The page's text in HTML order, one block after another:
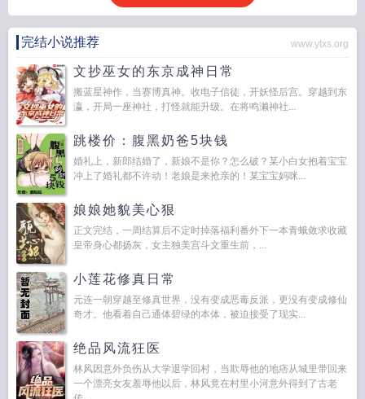
完结小说推荐 www.ytxs.org
文抄巫女的东京成神日常
搬蓝星神作，当赛博真神。收电子信徒，开妖怪后宫。穿越到东
瀛，开局一座神社，打怪就能升级。在将鸣濑神社...
跳楼价：腹黑奶爸5块钱
婚礼上，新郎结婚了，新娘不是你？怎么破？某小白女抱着宝宝
冲上了婚礼都不许动！老娘是来抢亲的！某宝宝妈咪...
娘娘她貌美心狠
正文完结，一周结算后不定时掉落福利番外下一本青蛾敛求收藏
皇帝身心都扬灰，女主独美宫斗文重生前，...
小莲花修真日常
元连一朝穿越至修真世界，没有变成恶毒反派，更没有变成修仙
奇才。他看着自己通体碧绿的本体，被迫接受了现实...
绝品风流狂医
林风因意外负伤从大学退学回村，当欺辱他的地痞从城里带回来
一个漂亮女友羞辱他以后，林风竟在村里小河意外得到了古老